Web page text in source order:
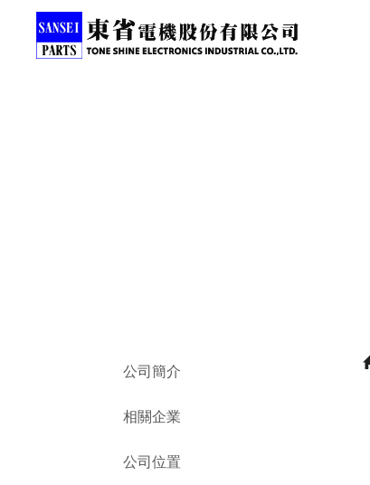
公司簡介
相關企業
公司位置